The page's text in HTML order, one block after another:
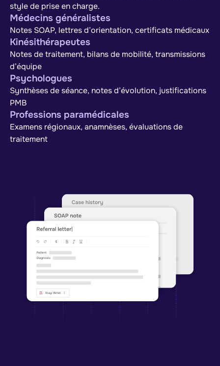
style de prise en charge.
Médecins généralistes
Notes SOAP, lettres d’orientation, certificats médicaux
Kinésithérapeutes
Notes de traitement, bilans de mobilité, transmissions
d’équipe
Psychologues
Synthèses de séance, notes d’évolution, justifications
PMB
Professions paramédicales
Examens régionaux, anamnèses, évaluations de
traitement